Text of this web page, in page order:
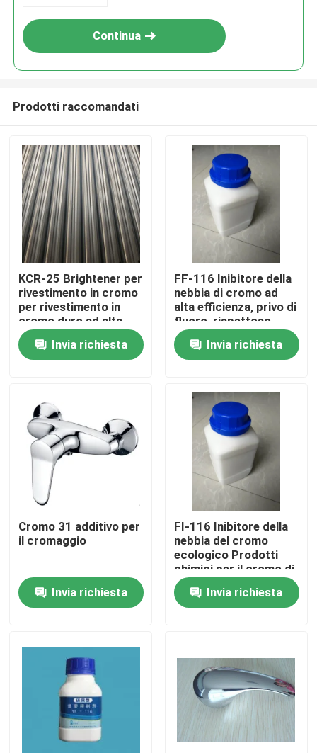
Casa.
Video
Chi Siamo
Visita alla fabbrica
Contattaci
Chiedi un preventivo
Prodotti chimici per la zincatura
Continua
Prodotti raccomandati
KCR-25 Brightener per
rivestimento in cromo
per rivestimento in
cromo duro ad alta
micro-durezza
Invia richiesta
FF-116 Inibitore della
nebbia di cromo ad
alta efficienza, privo di
fluoro, rispettoso
dell'ambiente, per il
cromaggioInvia richiesta
Cromo 31 additivo per
il cromaggio
Invia richiesta
FI-116 Inibitore della
nebbia del cromo
ecologico Prodotti
chimici per il cromo di
rivestimento in polvere
bianca e priva di fluoro
Invia richiesta